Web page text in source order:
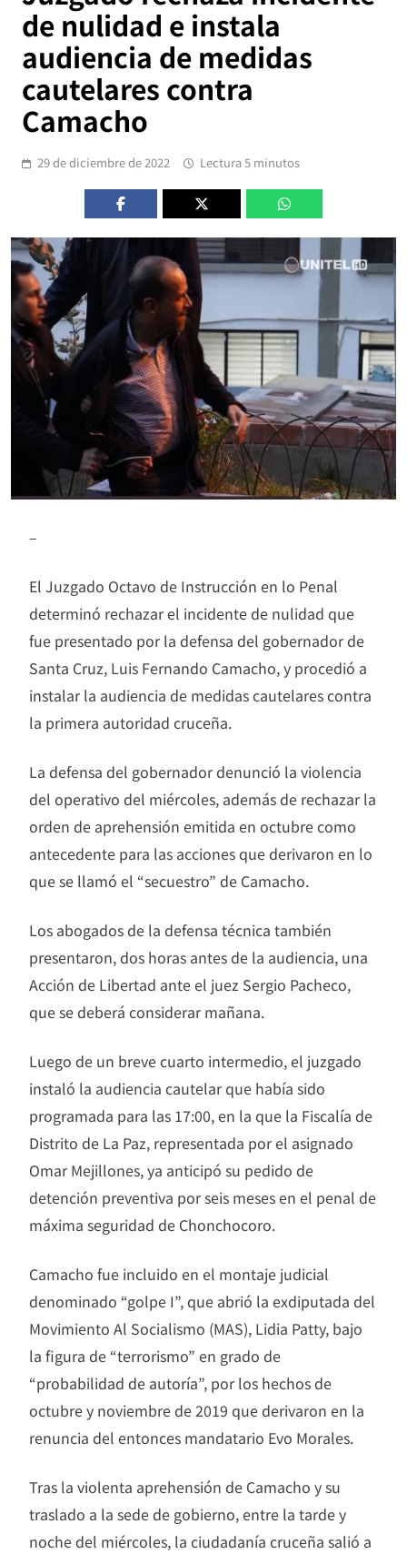
de nulidad e instala
audiencia de medidas
cautelares contra
Camacho
29 de diciembre de 2022 Lectura 5 minutos
–
El Juzgado Octavo de Instrucción en lo Penal
determinó rechazar el incidente de nulidad que
fue presentado por la defensa del gobernador de
Santa Cruz, Luis Fernando Camacho, y procedió a
instalar la audiencia de medidas cautelares contra
la primera autoridad cruceña.
La defensa del gobernador denunció la violencia
del operativo del miércoles, además de rechazar la
orden de aprehensión emitida en octubre como
antecedente para las acciones que derivaron en lo
que se llamó el “secuestro” de Camacho.
Los abogados de la defensa técnica también
presentaron, dos horas antes de la audiencia, una
Acción de Libertad ante el juez Sergio Pacheco,
que se deberá considerar mañana.
Luego de un breve cuarto intermedio, el juzgado
instaló la audiencia cautelar que había sido
programada para las 17:00, en la que la Fiscalía de
Distrito de La Paz, representada por el asignado
Omar Mejillones, ya anticipó su pedido de
detención preventiva por seis meses en el penal de
máxima seguridad de Chonchocoro.
Camacho fue incluido en el montaje judicial
denominado “golpe I”, que abrió la exdiputada del
Movimiento Al Socialismo (MAS), Lidia Patty, bajo
la figura de “terrorismo” en grado de
“probabilidad de autoría”, por los hechos de
octubre y noviembre de 2019 que derivaron en la
renuncia del entonces mandatario Evo Morales.
Tras la violenta aprehensión de Camacho y su
traslado a la sede de gobierno, entre la tarde y
noche del miércoles, la ciudadanía cruceña salió a